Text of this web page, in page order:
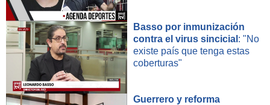
Basso por inmunización
contra el virus sincicial : "No
existe país que tenga estas
coberturas"
Guerrero y reforma